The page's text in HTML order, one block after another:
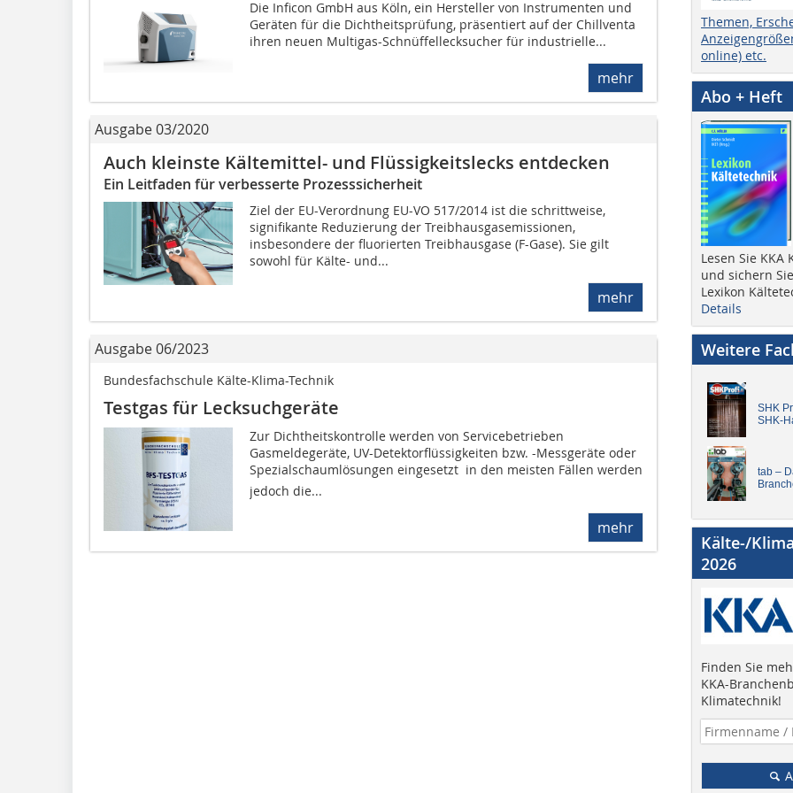
Die Inficon GmbH aus Köln, ein Hersteller von Instrumenten und
Geräten für die Dichtheitsprüfung, präsentiert auf der Chillventa
ihren neuen Multigas-Schnüffellecksucher für industrielle...
mehr
Ausgabe 03/2020
Auch kleinste Kältemittel- und Flüssigkeitslecks entdecken
Ein Leitfaden für verbesserte Prozesssicherheit
Ziel der EU-Verordnung EU-VO 517/2014 ist die schrittweise,
signifikante Reduzierung der Treibhausgasemissionen,
insbesondere der fluorierten Treibhausgase (F-Gase). Sie gilt
sowohl für Kälte- und...
mehr
Ausgabe 06/2023
Bundesfachschule Kälte-Klima-Technik
Testgas für Lecksuchgeräte
Zur Dichtheitskontrolle werden von Servicebetrieben
Gasmeldegeräte, UV-Detektorflüssigkeiten bzw. -Messgeräte oder
Spezialschaumlösungen eingesetzt  in den meisten Fällen werden
jedoch die...
mehr
Themen,
online) etc.
Abo + Heft
Lesen Sie
und sichern
Lexikon
Details
Weitere
SHK
SHK-
tab –
Kälte-/
2026
Finden Sie
KKA-
Klimatechnik!